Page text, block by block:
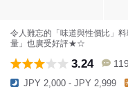
令人難忘的「味道與性價比」
量」也廣受好評★☆
3.24 119
JPY 2,000 - JPY 2,999